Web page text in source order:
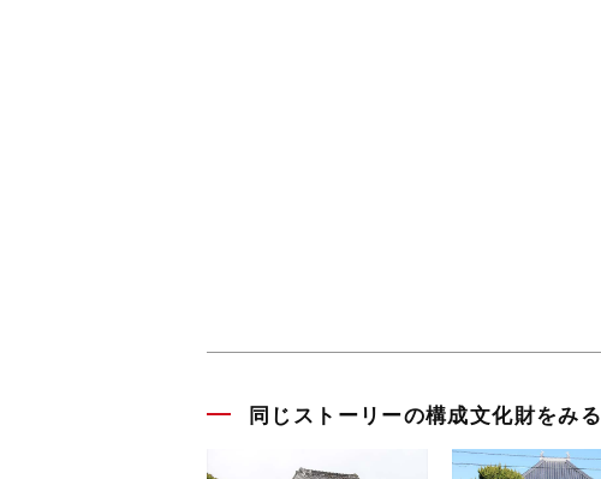
同じストーリーの構成文化財をみる